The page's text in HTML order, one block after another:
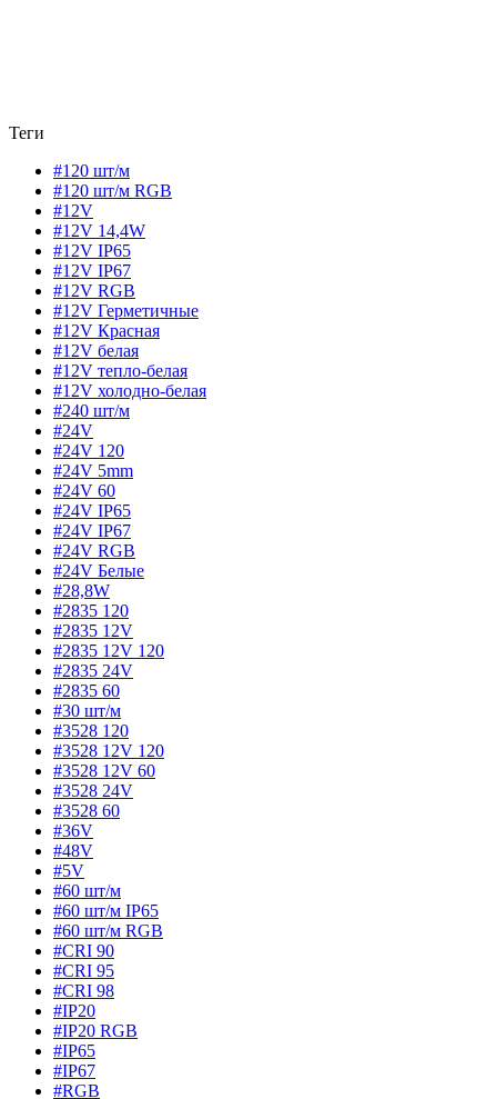
Теги
#120 шт/м
#120 шт/м RGB
#12V
#12V 14,4W
#12V IP65
#12V IP67
#12V RGB
#12V Герметичные
#12V Красная
#12V белая
#12V тепло-белая
#12V холодно-белая
#240 шт/м
#24V
#24V 120
#24V 5mm
#24V 60
#24V IP65
#24V IP67
#24V RGB
#24V Белые
#28,8W
#2835 120
#2835 12V
#2835 12V 120
#2835 24V
#2835 60
#30 шт/м
#3528 120
#3528 12V 120
#3528 12V 60
#3528 24V
#3528 60
#36V
#48V
#5V
#60 шт/м
#60 шт/м IP65
#60 шт/м RGB
#CRI 90
#CRI 95
#CRI 98
#IP20
#IP20 RGB
#IP65
#IP67
#RGB